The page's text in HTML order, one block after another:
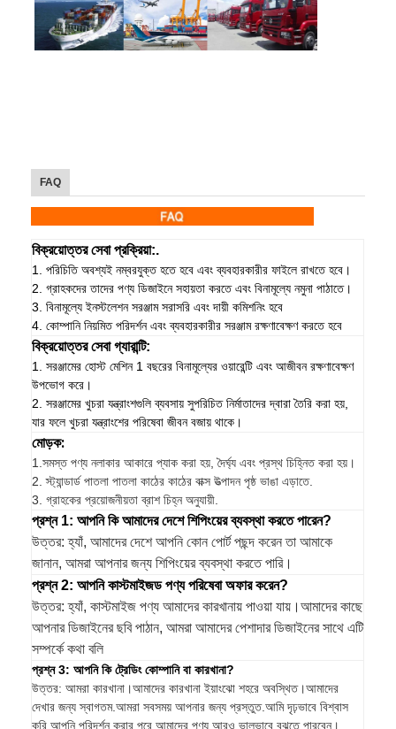
FAQ
বিক্রয়োত্তর সেবা প্রক্রিয়া:.
1. পরিচিতি অবশ্যই নম্বরযুক্ত হতে হবে এবং ব্যবহারকারীর ফাইলে রাখতে হবে।
2. গ্রাহকদের তাদের পণ্য ডিজাইনে সহায়তা করতে এবং বিনামূল্যে নমুনা পাঠাতে।
3. বিনামূল্যে ইনস্টলেশন সরঞ্জাম সরাসরি এবং দায়ী কমিশনিং হবে
4. কোম্পানি নিয়মিত পরিদর্শন এবং ব্যবহারকারীর সরঞ্জাম রক্ষণাবেক্ষণ করতে হবে
বিক্রয়োত্তর সেবা গ্যারান্টি:
1. সরঞ্জামের হোস্ট মেশিন 1 বছরের বিনামূল্যের ওয়ারেন্টি এবং আজীবন রক্ষণাবেক্ষণ
উপভোগ করে।
2. সরঞ্জামের খুচরা যন্ত্রাংশগুলি ব্যবসায় সুপরিচিত নির্মাতাদের দ্বারা তৈরি করা হয়,
যার ফলে খুচরা যন্ত্রাংশের পরিষেবা জীবন বজায় থাকে।
মোড়ক:
1.সমস্ত পণ্য নলাকার আকারে প্যাক করা হয়, দৈর্ঘ্য এবং প্রস্থ চিহ্নিত করা হয়।
2. স্ট্যান্ডার্ড পাতলা পাতলা কাঠের কাঠের বাক্স উত্পাদন পৃষ্ঠ ভাঙা এড়াতে.
3. গ্রাহকের প্রয়োজনীয়তা ব্রাশ চিহ্ন অনুযায়ী.
প্রশ্ন 1: আপনি কি আমাদের দেশে শিপিংয়ের ব্যবস্থা করতে পারেন?
উত্তর: হ্যাঁ, আমাদের দেশে আপনি কোন পোর্ট পছন্দ করেন তা আমাকে
জানান, আমরা আপনার জন্য শিপিংয়ের ব্যবস্থা করতে পারি।
প্রশ্ন 2: আপনি কাস্টমাইজড পণ্য পরিষেবা অফার করেন?
উত্তর: হ্যাঁ, কাস্টমাইজ পণ্য আমাদের কারখানায় পাওয়া যায়।আমাদের কাছে
আপনার ডিজাইনের ছবি পাঠান, আমরা আমাদের পেশাদার ডিজাইনের সাথে এটি
সম্পর্কে কথা বলি
প্রশ্ন 3: আপনি কি ট্রেডিং কোম্পানি বা কারখানা?
উত্তর: আমরা কারখানা।আমাদের কারখানা ইয়াংঝো শহরে অবস্থিত।আমাদের
দেখার জন্য স্বাগতম.আমরা সবসময় আপনার জন্য প্রস্তুত.আমি দৃঢ়ভাবে বিশ্বাস
করি আপনি পরিদর্শন করার পরে আমাদের পণ্য আরও ভালভাবে বুঝতে পারবেন।